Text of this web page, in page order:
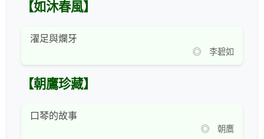
【如沐春風】
濯足與爛牙
◎ 李碧如
【朝鷹珍藏】
口琴的故事
◎ 朝鷹